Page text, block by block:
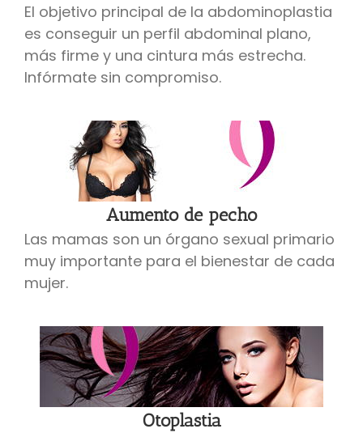
El objetivo principal de la abdominoplastia
es conseguir un perfil abdominal plano,
más firme y una cintura más estrecha.
Infórmate sin compromiso.
Aumento de pecho
Las mamas son un órgano sexual primario
muy importante para el bienestar de cada
mujer.
Otoplastia